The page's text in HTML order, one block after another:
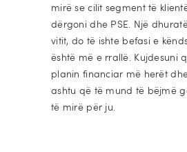
mirë se cilit segment të
dërgoni dhe PSE. Një
vitit, do të ishte befasi e
është më e rrallë. Kujdesuni
planin financiar më herët
ashtu që të mund të bëjmë
të mirë për ju.